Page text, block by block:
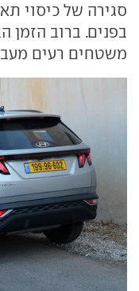
סגירה של כיסוי
בפנים. ברוב הזמן
משטחים רעים